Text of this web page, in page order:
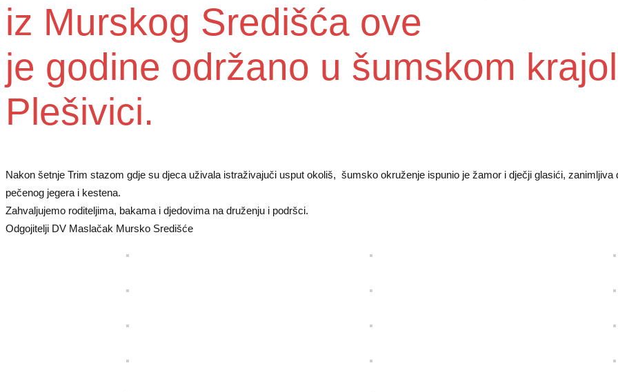
iz Murskog Središća ove
je godine održano u šumskom
Plešivici.
Nakon šetnje Trim stazom gdje su djeca uživala istraživajuči usput okoliš, šumsko okruženje ispunio je žamor i dječji glasići, zanimljiva
pečenog jegera i kestena.
Zahvaljujemo roditeljima, bakama i djedovima na druženju i podršci.
Odgojitelji DV Maslačak Mursko Središće